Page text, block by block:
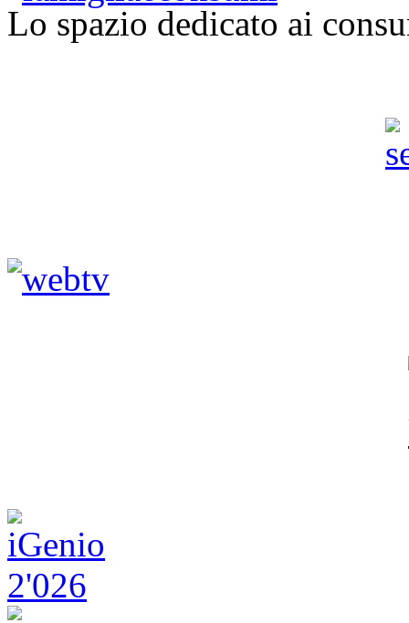
Lo spazio dedicato ai